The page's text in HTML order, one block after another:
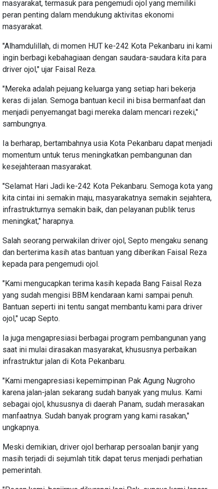
masyarakat, termasuk para pengemudi ojol yang memiliki
peran penting dalam mendukung aktivitas ekonomi
masyarakat.
"Alhamdulillah, di momen HUT ke-242 Kota Pekanbaru ini kami
ingin berbagi kebahagiaan dengan saudara-saudara kita para
driver ojol," ujar Faisal Reza.
"Mereka adalah pejuang keluarga yang setiap hari bekerja
keras di jalan. Semoga bantuan kecil ini bisa bermanfaat dan
menjadi penyemangat bagi mereka dalam mencari rezeki,"
sambungnya.
Ia berharap, bertambahnya usia Kota Pekanbaru dapat menjadi
momentum untuk terus meningkatkan pembangunan dan
kesejahteraan masyarakat.
"Selamat Hari Jadi ke-242 Kota Pekanbaru. Semoga kota yang
kita cintai ini semakin maju, masyarakatnya semakin sejahtera,
infrastrukturnya semakin baik, dan pelayanan publik terus
meningkat," harapnya.
Salah seorang perwakilan driver ojol, Septo mengaku senang
dan berterima kasih atas bantuan yang diberikan Faisal Reza
kepada para pengemudi ojol.
"Kami mengucapkan terima kasih kepada Bang Faisal Reza
yang sudah mengisi BBM kendaraan kami sampai penuh.
Bantuan seperti ini tentu sangat membantu kami para driver
ojol," ucap Septo.
Ia juga mengapresiasi berbagai program pembangunan yang
saat ini mulai dirasakan masyarakat, khususnya perbaikan
infrastruktur jalan di Kota Pekanbaru.
"Kami mengapresiasi kepemimpinan Pak Agung Nugroho
karena jalan-jalan sekarang sudah banyak yang mulus. Kami
sebagai ojol, khususnya di daerah Panam, sudah merasakan
manfaatnya. Sudah banyak program yang kami rasakan,"
ungkapnya.
Meski demikian, driver ojol berharap persoalan banjir yang
masih terjadi di sejumlah titik dapat terus menjadi perhatian
pemerintah.